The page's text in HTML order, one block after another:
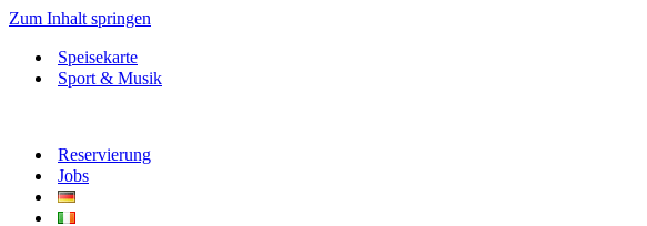
Zum Inhalt springen
Speisekarte
Sport & Musik
Reservierung
Jobs